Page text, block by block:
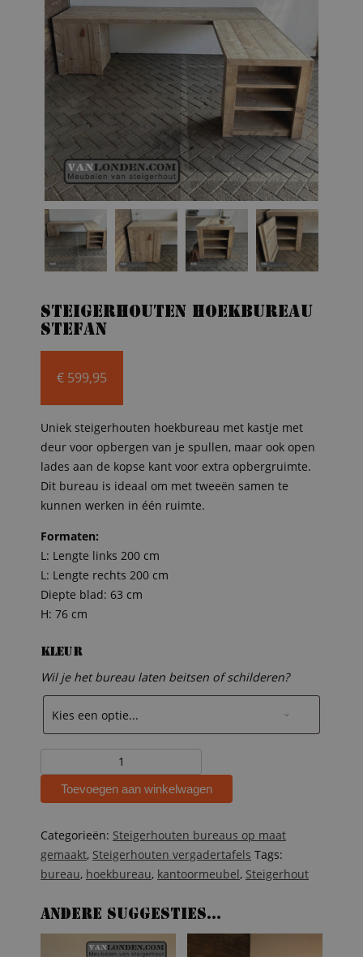
Steigerhouten hoekbureau
Stefan
€ 599,95
Uniek steigerhouten hoekbureau met kastje met
deur voor opbergen van je spullen, maar ook open
lades aan de kopse kant voor extra opbergruimte.
Dit bureau is ideaal om met tweeën samen te
kunnen werken in één ruimte.
Formaten:
L: Lengte links 200 cm
L: Lengte rechts 200 cm
Diepte blad: 63 cm
H: 76 cm
Kleur
Wil je het bureau laten beitsen of schilderen?
hoekbureau
StefanToevoegen aan winkelwagen
Categorieën: Steigerhouten bureaus op maat
gemaakt, Steigerhouten vergadertafels Tags:
bureau, hoekbureau, kantoormeubel, Steigerhout
Andere suggesties…